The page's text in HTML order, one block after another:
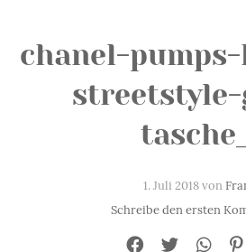
chanel-
1. Juli 2018 von
Schreibe den ersten